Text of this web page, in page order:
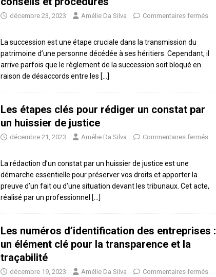
décembre 23, 2023 Amélie Da Silva Commentaires fermés
La succession est une étape cruciale dans la transmission du
patrimoine d’une personne décédée à ses héritiers. Cependant, il
arrive parfois que le règlement de la succession soit bloqué en
raison de désaccords entre les […]
Les étapes clés pour rédiger un constat par
un huissier de justice
décembre 21, 2023 Amélie Da Silva Commentaires fermés
La rédaction d’un constat par un huissier de justice est une
démarche essentielle pour préserver vos droits et apporter la
preuve d’un fait ou d’une situation devant les tribunaux. Cet acte,
réalisé par un professionnel […]
Les numéros d’identification des entreprises :
un élément clé pour la transparence et la
traçabilité
décembre 19, 2023 Amélie Da Silva Commentaires fermés